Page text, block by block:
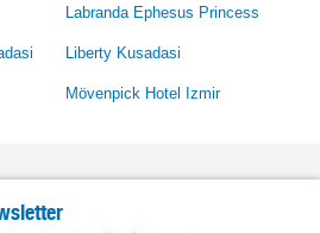
Labranda Ephesus Princess
Liberty Kusadasi
Mövenpick Hotel Izmir